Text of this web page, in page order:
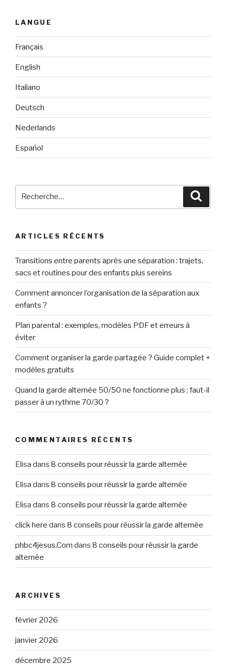
LANGUE
Français
English
Italiano
Deutsch
Nederlands
Español
ARTICLES RÉCENTS
Transitions entre parents après une séparation : trajets,
sacs et routines pour des enfants plus sereins
Comment annoncer l’organisation de la séparation aux
enfants ?
Plan parental : exemples, modèles PDF et erreurs à
éviter
Comment organiser la garde partagée ? Guide complet +
modèles gratuits
Quand la garde alternée 50/50 ne fonctionne plus : faut-il
passer à un rythme 70/30 ?
COMMENTAIRES RÉCENTS
Elisa dans 8 conseils pour réussir la garde alternée
Elisa dans 8 conseils pour réussir la garde alternée
Elisa dans 8 conseils pour réussir la garde alternée
click here dans 8 conseils pour réussir la garde alternée
phbc4jesus.Com dans 8 conseils pour réussir la garde
alternée
ARCHIVES
février 2026
janvier 2026
décembre 2025